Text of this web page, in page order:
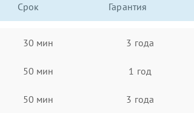
Срок Гарантия
30 мин 3 года
50 мин 1 год
50 мин 3 года